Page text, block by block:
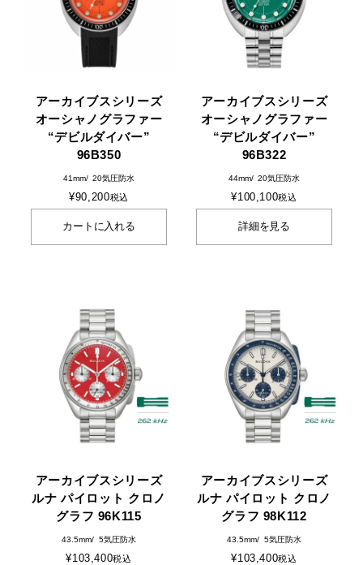
アーカイブスシリーズ
オーシャノグラファー
“デビルダイバー”
96B350
41mm 20気圧防水
¥90,200税込
カートに入れる
アーカイブスシリーズ
オーシャノグラファー
“デビルダイバー”
96B322
44mm 20気圧防水
¥100,100税込
詳細を見る
アーカイブスシリーズ
ルナ パイロット クロノ
グラフ 96K115
43.5mm 5気圧防水
¥103,400税込
アーカイブスシリーズ
ルナ パイロット クロノ
グラフ 98K112
43.5mm 5気圧防水
¥103,400税込